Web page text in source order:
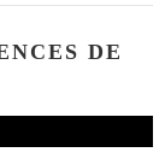
DE